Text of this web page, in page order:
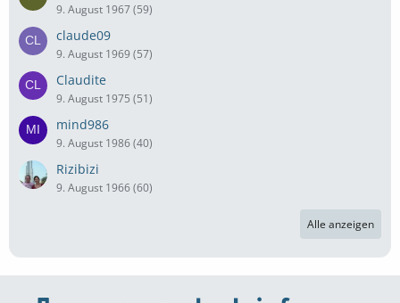
9. August 1967 (59)
claude09
9. August 1969 (57)
Claudite
9. August 1975 (51)
mind986
9. August 1986 (40)
Rizibizi
9. August 1966 (60)
Alle anzeigen